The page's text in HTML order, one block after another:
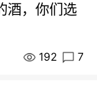
酒，你们选
192 7